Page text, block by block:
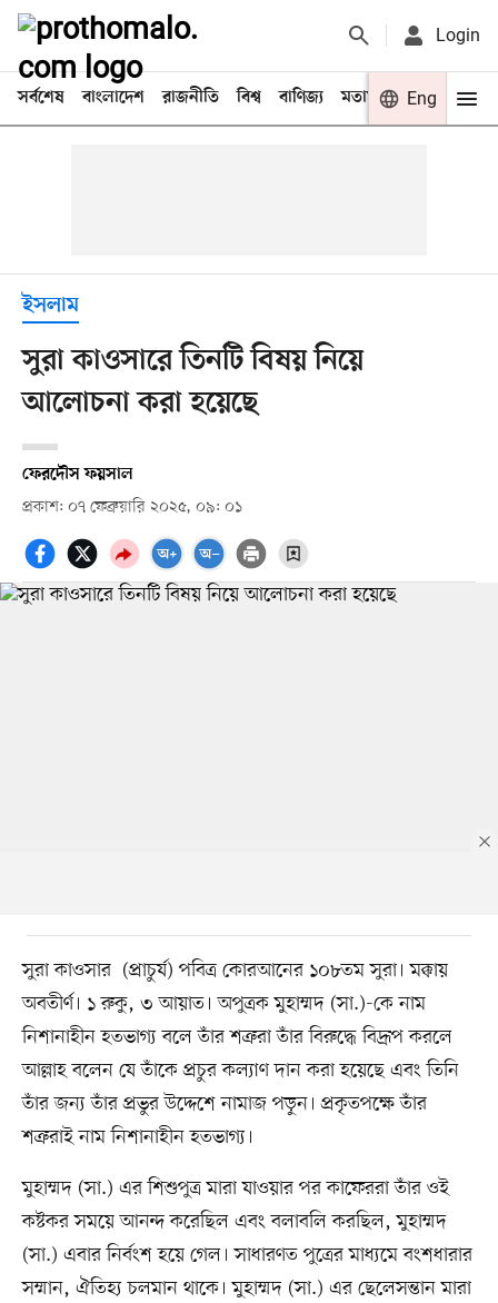
Login
সর্বশেষ বাংলাদেশ রাজনীতি বিশ্ব বাণিজ্য মতামত খেলা
Eng
ইসলাম
সুরা কাওসারে তিনটি বিষয় নিয়ে
আলোচনা করা হয়েছে
ফেরদৌস ফয়সাল
প্রকাশ: ০৭ ফেব্রুয়ারি ২০২৫, ০৯: ০১
সুরা কাওসার (প্রাচুর্য) পবিত্র কোরআনের ১০৮তম সুরা। মক্কায়
অবতীর্ণ। ১ রুকু, ৩ আয়াত। অপুত্রক মুহাম্মদ (সা.)-কে নাম
নিশানাহীন হতভাগ্য বলে তাঁর শত্রুরা তাঁর বিরুদ্ধে বিদ্রূপ করলে
আল্লাহ বলেন যে তাঁকে প্রচুর কল্যাণ দান করা হয়েছে এবং তিনি
তাঁর জন্য তাঁর প্রভুর উদ্দেশে নামাজ পড়ুন। প্রকৃতপক্ষে তাঁর
শত্রুরাই নাম নিশানাহীন হতভাগ্য।
মুহাম্মদ (সা.) এর শিশুপুত্র মারা যাওয়ার পর কাফেররা তাঁর ওই
কষ্টকর সময়ে আনন্দ করেছিল এবং বলাবলি করছিল, মুহাম্মদ
(সা.) এবার নির্বংশ হয়ে গেল। সাধারণত পুত্রের মাধ্যমে বংশধারার
সম্মান, ঐতিহ্য চলমান থাকে। মুহাম্মদ (সা.) এর ছেলেসন্তান মারা